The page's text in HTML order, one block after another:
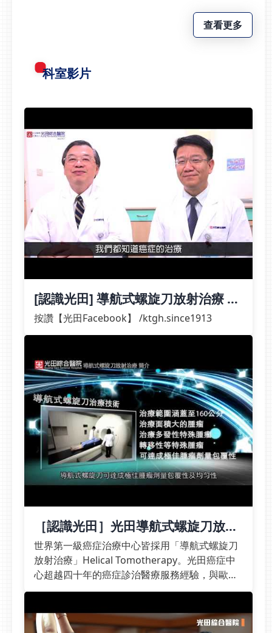
時，也降低正常組織的傷
害。放射劑量更集中 兼
放射性膀胱炎與直腸炎。
旋刀能讓放射劑量更集中
於腫瘤，降低唾液腺、膀
胱及直腸等正常器官接受
的放射劑量，減少治療後
副作用，兼顧治療效果與
生活品質。放療從治病走
向照護 兼顧治療效果與
生活品質王銘志醫師強
調，放射治療已從追求
「治好癌症，也守住生活
品質」。光田放射腫瘤科
進駐向上院區後，將結合
智能螺旋刀等精準放療設
備，提供患者更精準、更
即預約放射腫瘤科｜諮詢
更多精準放療相關問題光
田綜合醫院放射腫瘤科王
銘志醫師感謝媒體報導手
術善其事經濟日報華人健
康網
細胞已侵犯其他器官，晚
期子宮頸癌的治療方式主
便情況大幅改善，兩個月
接受到的輻射劑量，大幅
降低病患日後產生心臟疾
查看更多
科室影片
[認識光田] 導航式螺旋刀放射治療 精
準除去癌細胞
按讚【光田Facebook】 /ktgh.since1913
［認識光田］光田導航式螺旋刀放射
治療TOMO 為癌症病患帶來新契機
世界第一級癌症治療中心皆採用「導航式螺旋刀
放射治療」Helical Tomotherapy。光田癌症中
心超越四十年的癌症診治醫療服務經驗，與歐美
最新癌症治療同步，集結尖端科技治癌儀器，提
來新契機。